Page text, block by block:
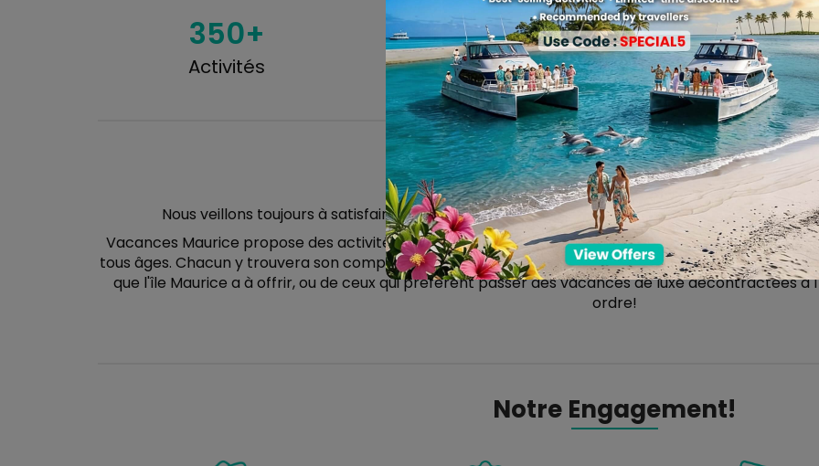
350+
Activités
1,550,000
Trafic du site web
15+ Ans
d'Expertise
Qui utilise nos Services?
Nous veillons toujours à satisfaire tout le monde en proposant des options d'excursions -
Vacances Maurice propose des activités pour tout le monde : célibataires, couples, familles,
tous âges. Chacun y trouvera son compte, qu'il s'agisse des aventuriers désireux de sortir des
que l'île Maurice a à offrir, ou de ceux qui préfèrent passer des vacances de luxe décontractées à
ordre!
Notre Engagement!